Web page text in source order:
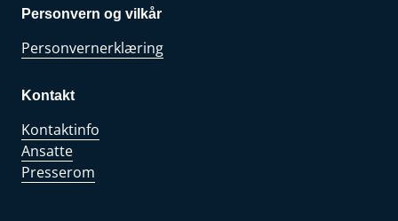
Personvern og vilkår
Personvernerklæring
Kontakt
Kontaktinfo
Ansatte
Presserom